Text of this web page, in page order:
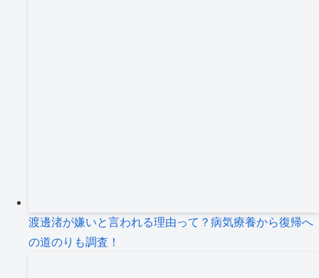
渡邊渚が嫌いと言われる理由って？病気療養から復帰へ
の道のりも調査！